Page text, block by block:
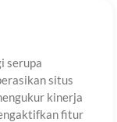
serupa
situs
kinerja
fitur